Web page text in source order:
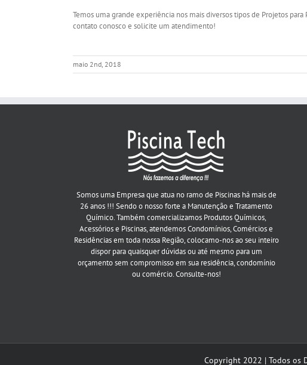
Temos uma grande experiência nos mais diversos tipos de Projetos
contato conosco e solicite um atendimento!
maio 2nd, 2018
Somos uma Empresa que atua no ramo de Piscinas há mais de
26 anos !!! Sendo o nosso forte a Manutenção e Tratamento
Químico. Também comercializamos Produtos Químicos,
Acessórios e Piscinas, atendemos Condomínios, Comércios e
Residências em toda nossa Região, colocamo-nos ao seu inteiro
dispor para quaisquer dúvidas ou até mesmo para um
orçamento sem compromisso em sua residência, condomínio
ou comércio. Consulte-nos!
Copyright 2022 | Todos os